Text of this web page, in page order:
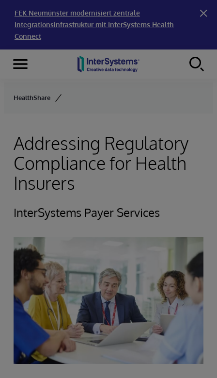
FEK Neumünster modernisiert zentrale
Integrationsinfrastruktur mit InterSystems Health
Connect
Skip to content
Menu
HealthShare
Addressing Regulatory
Compliance for Health
Insurers
InterSystems Payer Services